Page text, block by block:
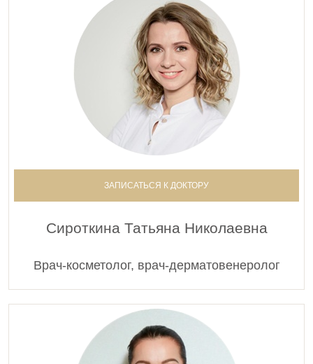
ЗАПИСАТЬСЯ К ДОКТОРУ
Сироткина Татьяна Николаевна
Врач-косметолог, врач-дерматовенеролог